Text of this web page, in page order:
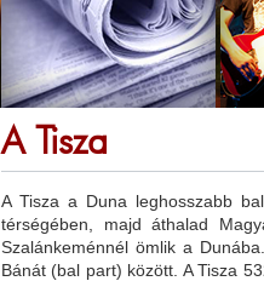
A Tisza
A Tisza a Duna leghosszabb
térségében, majd áthalad
Szalánkeménnél ömlik a
Bánát (bal part) között. A Tisza